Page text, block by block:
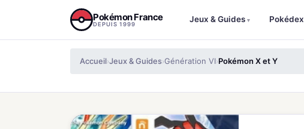
Pokémon France
DEPUIS 1999
Jeux & Guides ▾ Pokédex
Accueil›Jeux & Guides›Génération VI›Pokémon X et Y